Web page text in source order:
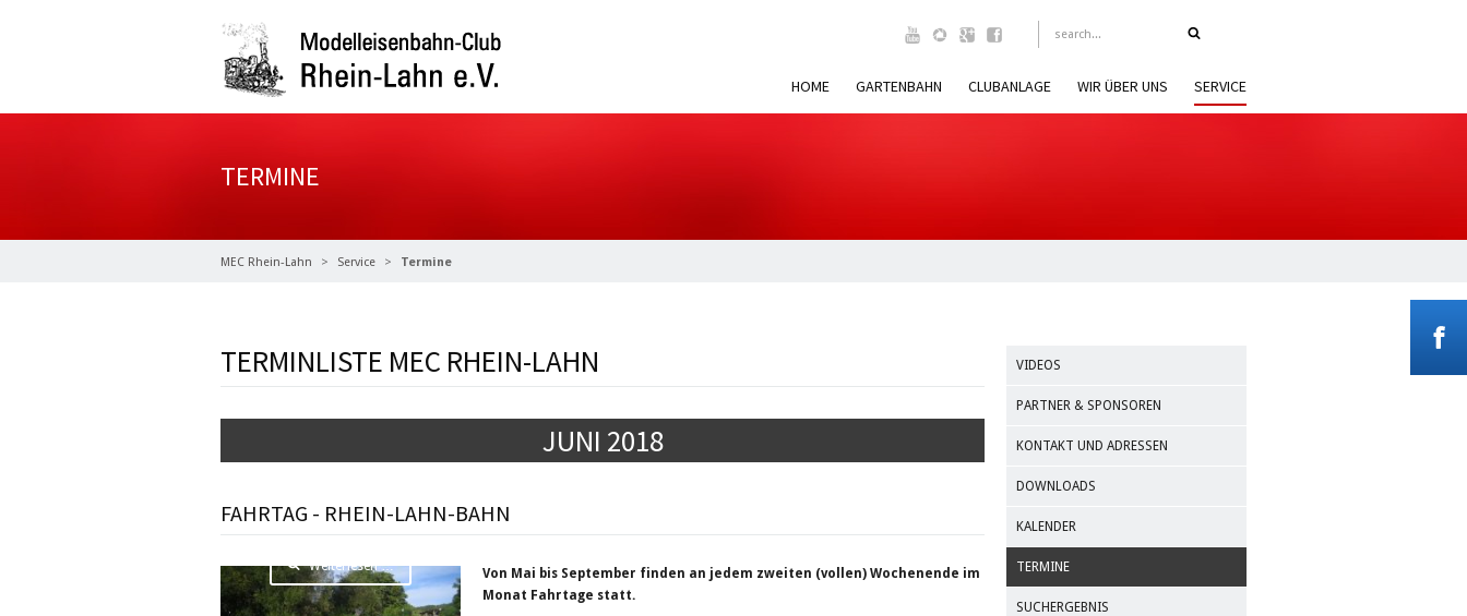
HOME GARTENBAHN CLUBANLAGE WIR ÜBER UNS SERVICE
TERMINE
MEC Rhein-Lahn Service Termine
TERMINLISTE MEC RHEIN-LAHN
JUNI 2018
FAHRTAG - RHEIN-LAHN-BAHN
Weiterlesen …
Von Mai bis September finden an jedem zweiten (vollen) Wochenende im
Monat Fahrtage statt.
VIDEOS
PARTNER & SPONSOREN
KONTAKT UND ADRESSEN
DOWNLOADS
KALENDER
TERMINE
SUCHERGEBNIS